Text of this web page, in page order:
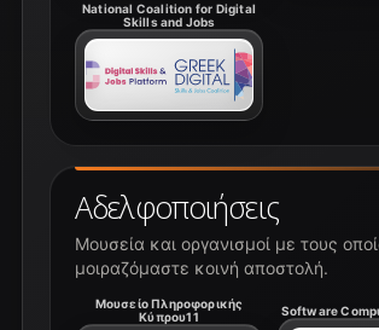
Αδελφοποιήσεις
Μουσεία και οργανισμοί με τους
μοιραζόμαστε κοινή αποστολή.
Μουσείο Πληροφορικής
Κύπρου11
Software
National Coalition for Digital
Skills and Jobs